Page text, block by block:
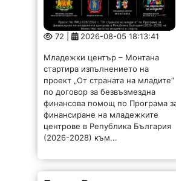
финансиране на младежките
центрове в Република България
(2026-2028) към...
Горна Вереница е на
воден режим